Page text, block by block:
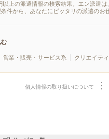
以上の派遣情報の検索結果。エン派遣
件から、あなたにピッタリの派遣のお
営業・販売・サービス系 クリエイテ
個人情報の取り扱いについて